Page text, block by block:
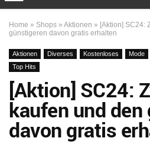
Home » Shops » Aktionen » [Aktion] SC24:
günstigeren davon gratis erhalten
Aktionen Diverses Kostenloses Mode
Top Hits
[Aktion] SC24:
kaufen und
davon gratis